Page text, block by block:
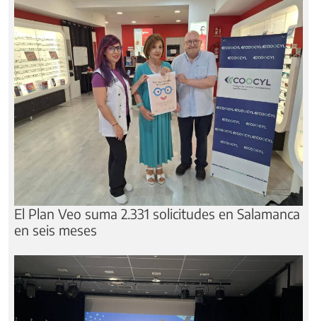
El Plan Veo suma 2.331 solicitudes en Salamanca
en seis meses